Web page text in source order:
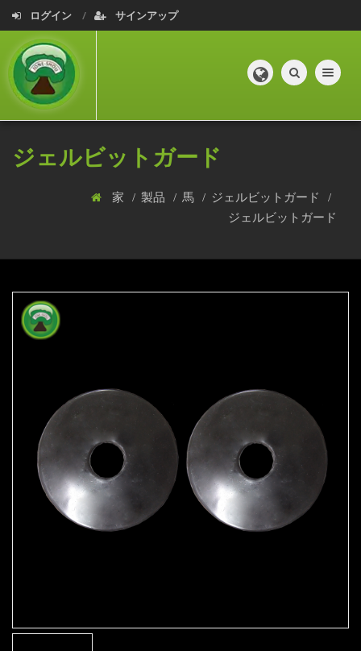
ログイン サインアップ
Toggle
ジェルビットガード
家 製品 馬
ジェルビットガード
ジェルビットガード